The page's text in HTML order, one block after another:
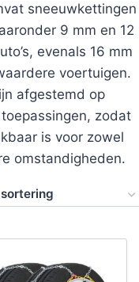
sneeuwkettingen
9 mm en 12
evenals 16 mm
voertuigen.
afgestemd op
zodat
is voor zowel
omstandigheden.